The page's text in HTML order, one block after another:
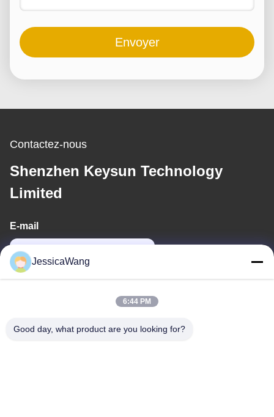
Envoyer
Contactez-nous
Shenzhen Keysun Technology
Limited
E-mail
JessicaWang
6:44 PM
Good day, what product are you looking for?